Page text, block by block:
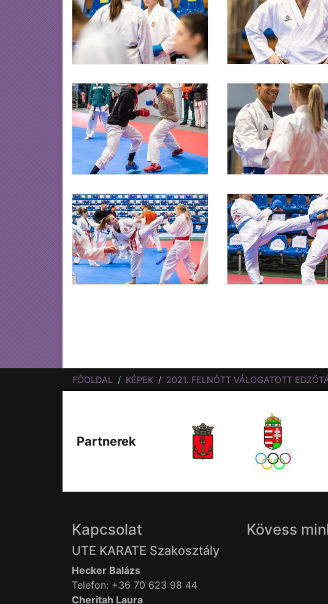
FŐOLDAL KÉPEK 2021. FELNŐTT VÁLOGATOTT
Partnerek
Kapcsolat
UTE KARATE Szakosztály
Hecker Balázs
Telefon: +36 70 623 98 44
Cheritah Laura
Kövess